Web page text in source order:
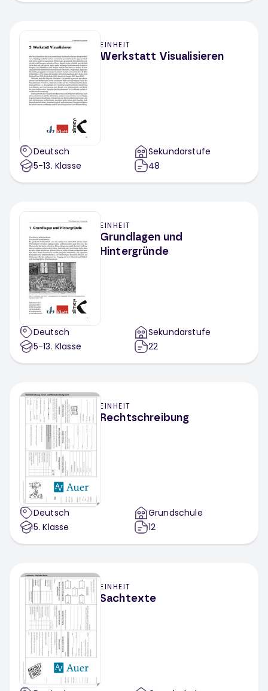
EINHEIT
Werkstatt Visualisieren
Deutsch
5-13. Klasse
Sekundarstufe
48
EINHEIT
Grundlagen und
Hintergründe
Deutsch
5-13. Klasse
Sekundarstufe
22
EINHEIT
Rechtschreibung
Deutsch
5. Klasse
Grundschule
12
EINHEIT
Sachtexte